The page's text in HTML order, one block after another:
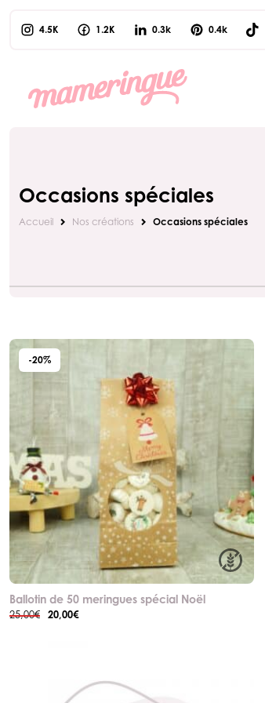
4.5K 1.2K 0.3k 0.4k
Occasions spéciales
Accueil Nos créations Occasions spéciales
-20%
Ballotin de 50 meringues spécial Noël
25,00€
Le
20,00€Le